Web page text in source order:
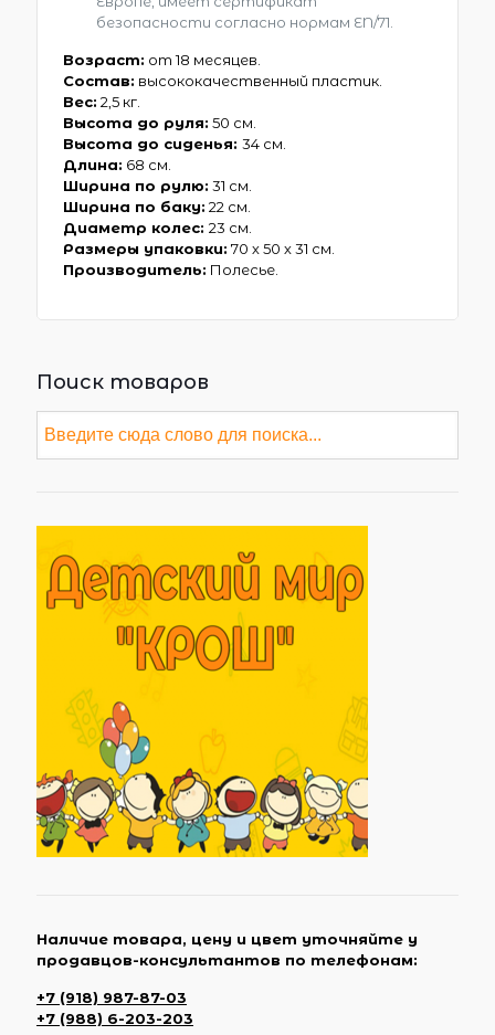
безопасности согласно нормам EN/71.
Возраст: от 18 месяцев.
Состав: высококачественный пластик.
Вес: 2,5 кг.
Высота до руля: 50 см.
Высота до сиденья:34 см.
Длина: 68 см.
Ширина по рулю: 31 см.
Ширина по баку: 22 см.
Диаметр колес:23 см.
Размеры упаковки: 70 х 50 х 31 см.
Производитель: Полесье.
Поиск товаров
Наличие товара, цену и цвет уточняйте у
продавцов-консультантов по телефонам:
+7 (918) 987-87-03
+7 (988) 6-203-203